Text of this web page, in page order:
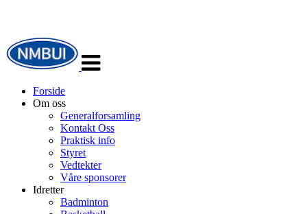
navigasjon
Forside
Om oss
Generalforsamling
Kontakt Oss
Praktisk info
Styret
Vedtekter
Våre sponsorer
Idretter
Badminton